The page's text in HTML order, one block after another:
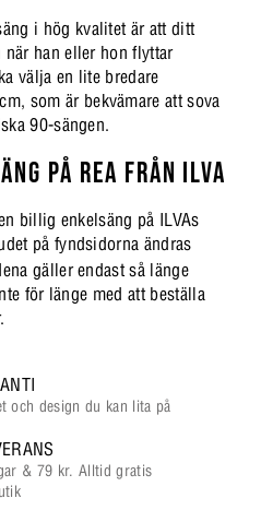
i hög kvalitet är att ditt
när han eller hon flyttar
välja en lite bredare
som är bekvämare att sova
90-sängen.
PÅ REA FRÅN ILVA
billig enkelsäng på ILVAs
på fyndsidorna ändras
gäller endast så länge
för länge med att beställa
och design du kan lita på
& 79 kr. Alltid gratis